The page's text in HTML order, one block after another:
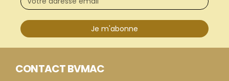
Je m'abonne
CONTACT BVMAC